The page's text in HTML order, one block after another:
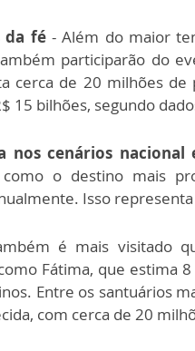
da fé- Além do maior
participarão do
cerca de 20 milhões de
15 bilhões, segundo
nos cenários nacional
como o destino mais
Isso
é mais visitado
Fátima, que estima
Entre os santuários
com cerca de 20